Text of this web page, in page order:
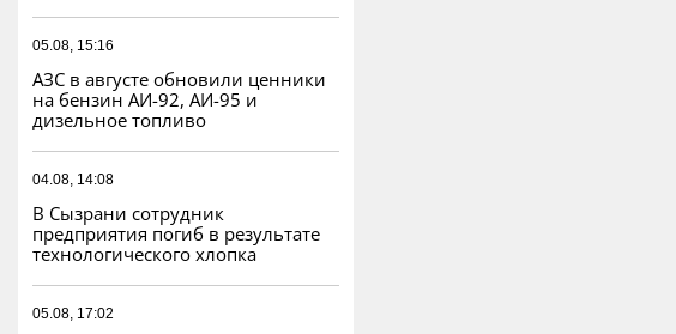
05.08, 15:16
АЗС в августе обновили ценники
на бензин АИ-92, АИ-95 и
дизельное топливо
04.08, 14:08
В Сызрани сотрудник
предприятия погиб в результате
технологического хлопка
05.08, 17:02